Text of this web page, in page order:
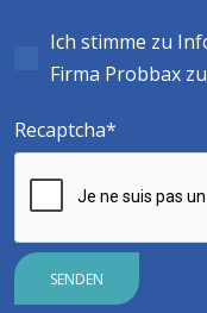
Ich stimme zu
Firma Probbax
Recaptcha
SENDEN